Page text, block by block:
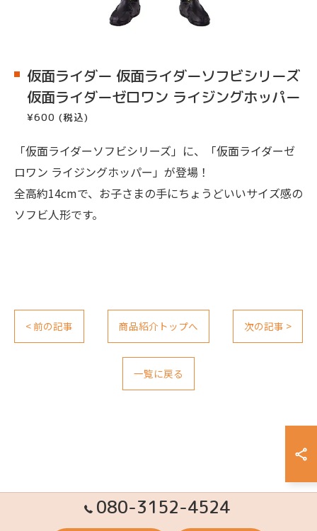
仮面ライダー 仮面ライダーソフビシリーズ
仮面ライダーゼロワン ライジングホッパー
¥600 (税込)
「仮面ライダーソフビシリーズ」に、「仮面ライダーゼ
ロワン ライジングホッパー」が登場！
全高約14cmで、お子さまの手にちょうどいいサイズ感の
ソフビ人形です。
< 前の記事 商品紹介トップへ 次の記事 >
一覧に戻る
080-3152-4524